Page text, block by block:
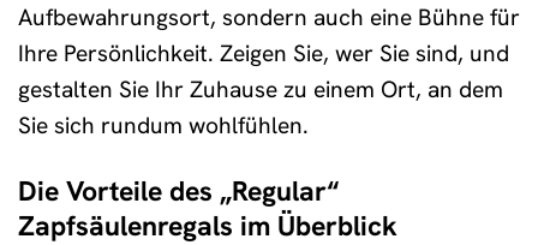
Aufbewahrungsort, sondern auch eine Bühne für
Ihre Persönlichkeit. Zeigen Sie, wer Sie sind, und
gestalten Sie Ihr Zuhause zu einem Ort, an dem
Sie sich rundum wohlfühlen.
Die Vorteile des „Regular“
Zapfsäulenregals im Überblick